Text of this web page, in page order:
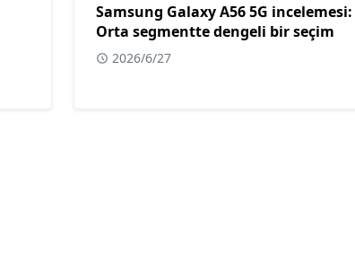
Samsung Galaxy A56 5G incelemesi:
Orta segmentte dengeli bir seçim
2026/6/27